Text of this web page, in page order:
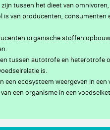
tussen het dieet van
is van producenten, consumenten
organische stoffen
tussen autotrofe en heterotrofe
is.
een ecosysteem weergeven in
een organisme in een